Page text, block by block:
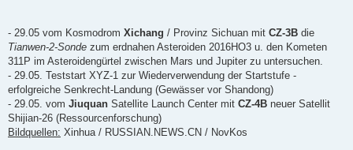
- 29.05 vom Kosmodrom Xichang / Provinz Sichuan mit CZ-3B die
Tianwen-2-Sonde zum erdnahen Asteroiden 2016HO3 u. den Kometen
311P im Asteroidengürtel zwischen Mars und Jupiter zu untersuchen.
- 29.05. Teststart XYZ-1 zur Wiederverwendung der Startstufe -
erfolgreiche Senkrecht-Landung (Gewässer vor Shandong)
- 29.05. vom Jiuquan Satellite Launch Center mit CZ-4B neuer Satellit
Shijian-26 (Ressourcenforschung)
Bildquellen: Xinhua / RUSSIAN.NEWS.CN / NovKos